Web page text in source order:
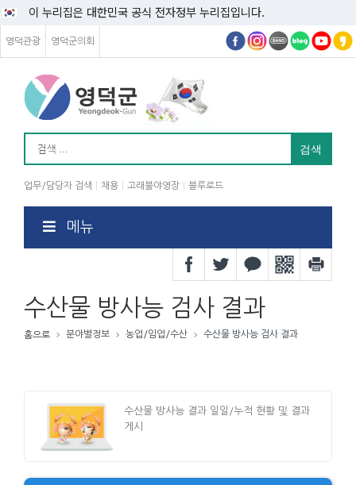
이 누리집은 대한민국 공식 전자정부 누리집입니다.
영덕관광 영덕군의회
업무/담당자 검색 채용 고래불야영장 블루로드
메뉴
수산물 방사능 검사 결과
홈으로 분야별정보 농업/임업/수산 수산물 방사능 검사 결과
수산물 방사능 결과 일일/누적 현황 및 결과
게시